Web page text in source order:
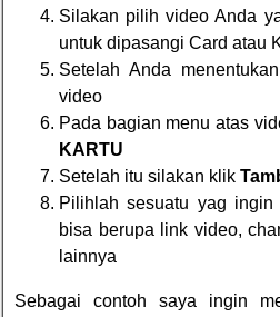
Silakan pilih video Anda
untuk dipasangi Card atau
Setelah Anda
video
Pada bagian menu atas
KARTU
Setelah itu silakan klik
Pilihlah sesuatu yag
bisa berupa link video,
lainnya
Sebagai contoh saya ingin